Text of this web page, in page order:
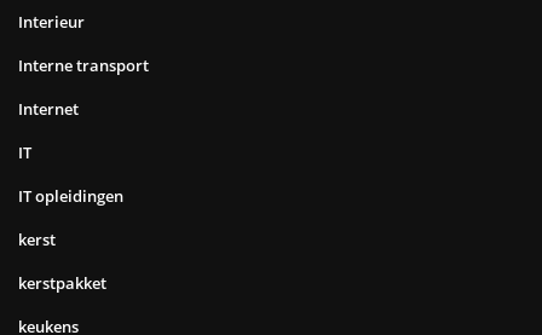
Interieur
Interne transport
Internet
IT
IT opleidingen
kerst
kerstpakket
keukens